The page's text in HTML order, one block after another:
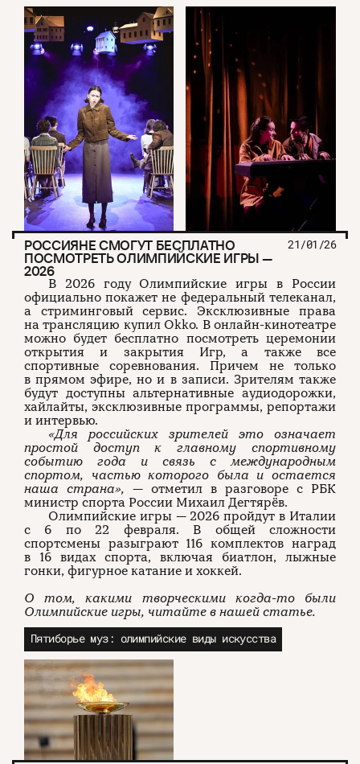
РОССИЯНЕ СМОГУТ БЕСПЛАТНО
ПОСМОТРЕТЬ ОЛИМПИЙСКИЕ ИГРЫ —
2026
21/01/26
В 2026 году Олимпийские игры в России
официально покажет не федеральный телеканал,
а стриминговый сервис. Эксклюзивные права
на трансляцию купил Okko. В онлайн-кинотеатре
можно будет бесплатно посмотреть церемонии
открытия и закрытия Игр, а также все
спортивные соревнования. Причем не только
в прямом эфире, но и в записи. Зрителям также
будут доступны альтернативные аудиодорожки,
хайлайты, эксклюзивные программы, репортажи
и интервью.
«Для российских зрителей это означает
простой доступ к главному спортивному
событию года и связь с международным
спортом, частью которого была и остается
наша страна», — отметил в разговоре с РБК
министр спорта России Михаил Дегтярёв.
Олимпийские игры — 2026 пройдут в Италии
с 6 по 22 февраля. В общей сложности
спортсмены разыграют 116 комплектов наград
в 16 видах спорта, включая биатлон, лыжные
гонки, фигурное катание и хоккей.
О том, какими творческими когда-то были
Олимпийские игры, читайте в нашей статье.
Пятиборье муз: олимпийские виды искусства